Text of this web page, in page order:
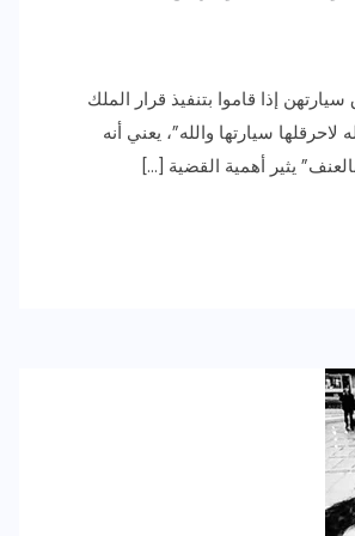
إذا قاموا بتنفيذ قرار الملك
سيارتها والله”، يعني أنه
يثير أهمية القضية […]